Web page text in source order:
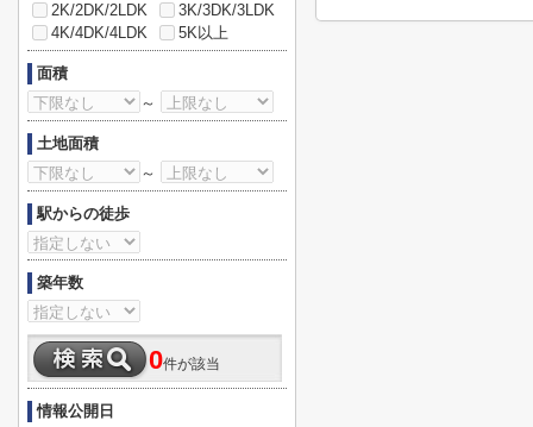
2K/2DK/2LDK
3K/3DK/3LDK
4K/4DK/4LDK
5K以上
面積
～
土地面積
～
駅からの徒歩
築年数
0件が該当
情報公開日